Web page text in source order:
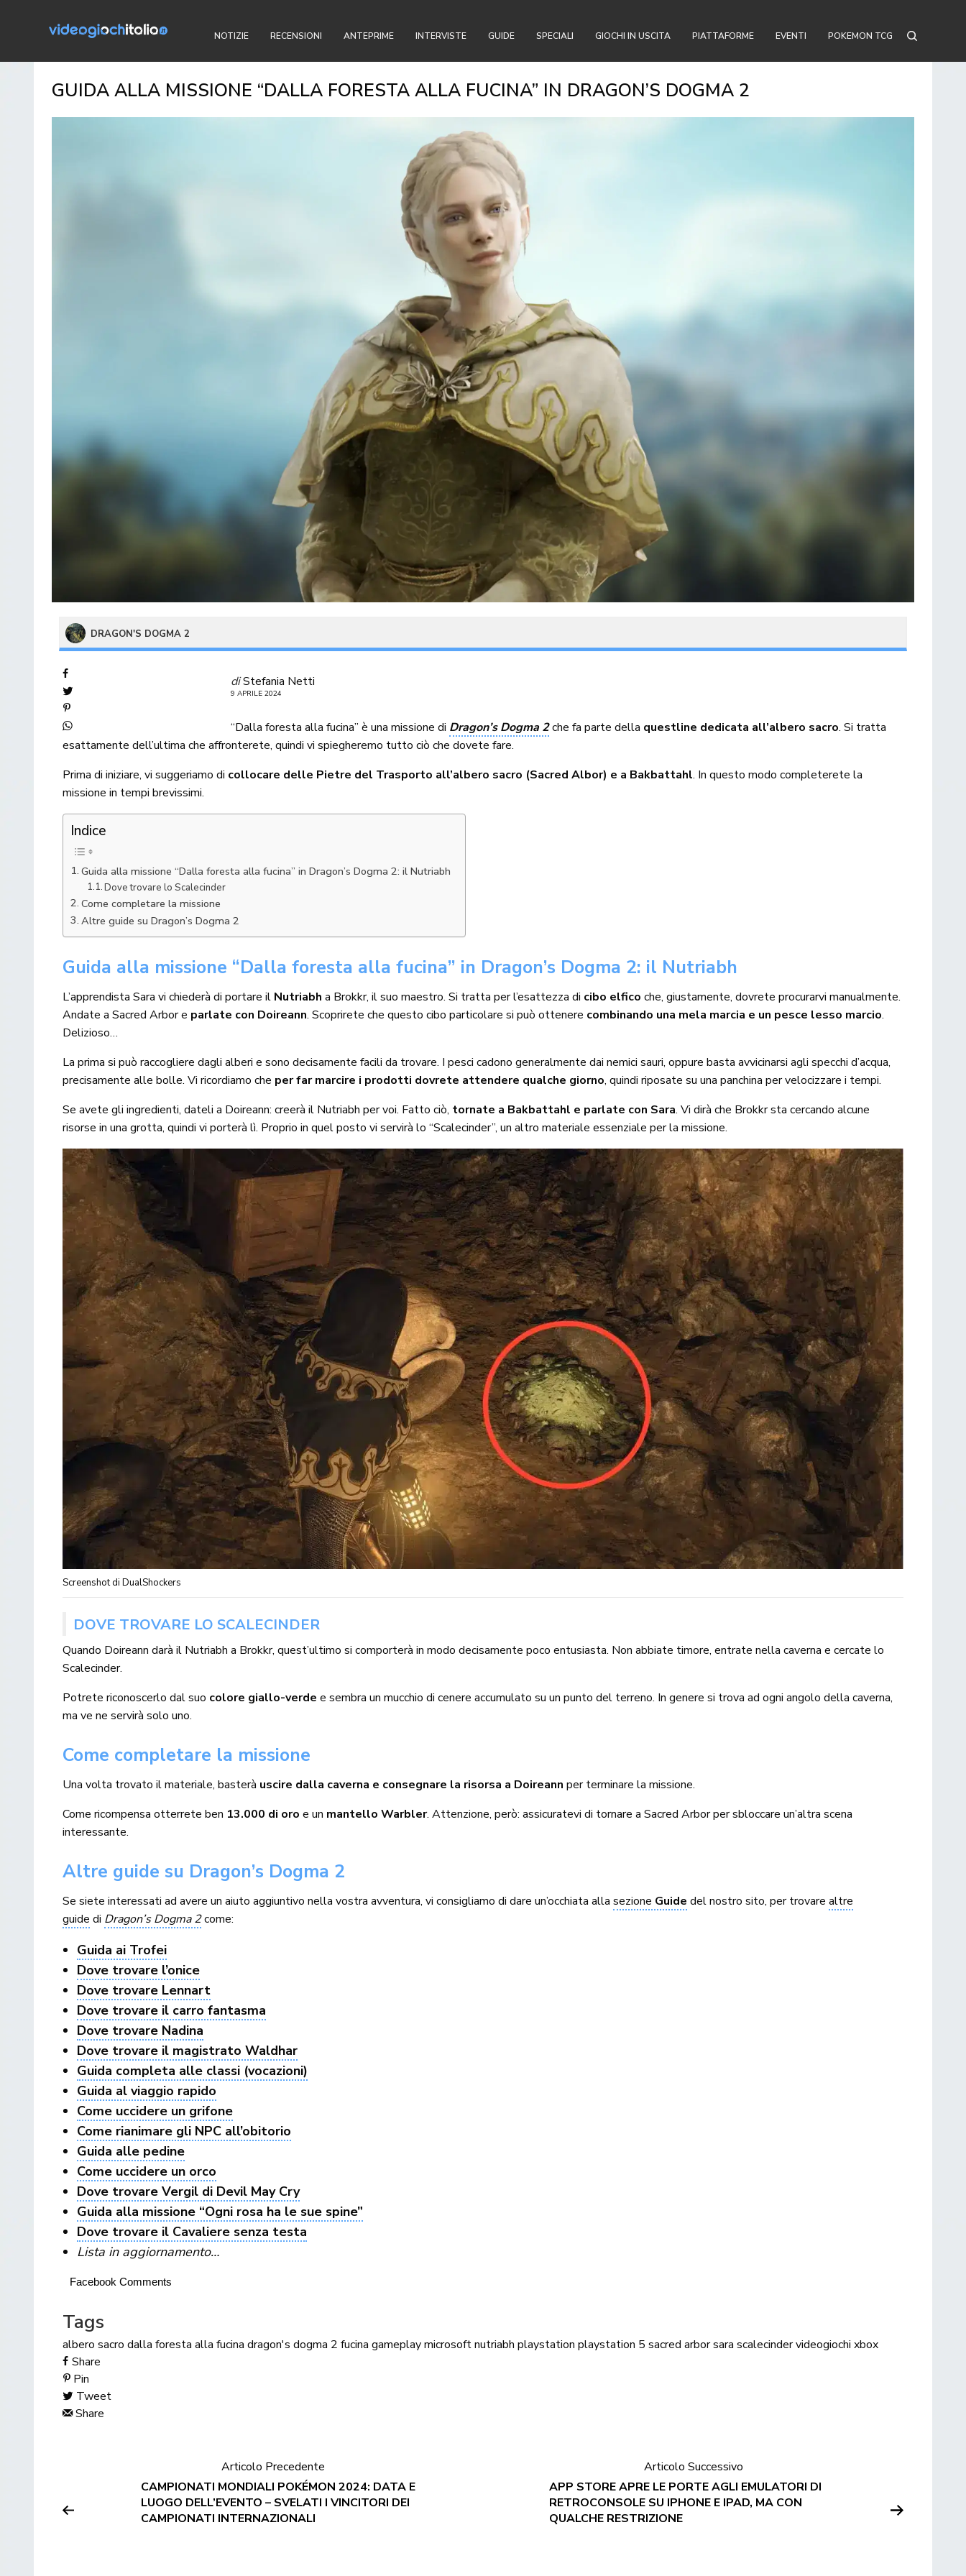
NOTIZIE RECENSIONI ANTEPRIME INTERVISTE GUIDE SPECIALI GIOCHI IN USCITA PIATTAFORME EVENTI POKEMON TCG
GUIDA ALLA MISSIONE “DALLA FORESTA ALLA FUCINA” IN DRAGON’S DOGMA 2
DRAGON'S DOGMA 2
diStefania Netti
9 APRILE 2024
“Dalla foresta alla fucina” è una missione di Dragon’s Dogma 2che fa parte della questline dedicata all’albero sacro. Si tratta
esattamente dell’ultima che affronterete, quindi vi spiegheremo tutto ciò che dovete fare.
Prima di iniziare, vi suggeriamo di collocare delle Pietre del Trasporto all’albero sacro (Sacred Albor) e a Bakbattahl. In questo modo completerete la
missione in tempi brevissimi.
Indice
Guida alla missione “Dalla foresta alla fucina” in Dragon’s Dogma 2: il Nutriabh
Dove trovare lo Scalecinder
Come completare la missione
Altre guide su Dragon’s Dogma 2
Guida alla missione “Dalla foresta alla fucina” in Dragon’s Dogma 2: il Nutriabh
L’apprendista Sara vi chiederà di portare il Nutriabh a Brokkr, il suo maestro. Si tratta per l’esattezza di cibo elfico che, giustamente, dovrete procurarvi manualmente.
Andate a Sacred Arbor e parlate con Doireann. Scoprirete che questo cibo particolare si può ottenere combinando una mela marcia e un pesce lesso marcio.
Delizioso…
La prima si può raccogliere dagli alberi e sono decisamente facili da trovare. I pesci cadono generalmente dai nemici sauri, oppure basta avvicinarsi agli specchi d’acqua,
precisamente alle bolle. Vi ricordiamo che per far marcire i prodotti dovrete attendere qualche giorno, quindi riposate su una panchina per velocizzare i tempi.
Se avete gli ingredienti, dateli a Doireann: creerà il Nutriabh per voi. Fatto ciò, tornate a Bakbattahl e parlate con Sara. Vi dirà che Brokkr sta cercando alcune
risorse in una grotta, quindi vi porterà lì. Proprio in quel posto vi servirà lo “Scalecinder”, un altro materiale essenziale per la missione.
Screenshot di DualShockers
DOVE TROVARE LO SCALECINDER
Quando Doireann darà il Nutriabh a Brokkr, quest’ultimo si comporterà in modo decisamente poco entusiasta. Non abbiate timore, entrate nella caverna e cercate lo
Scalecinder.
Potrete riconoscerlo dal suo colore giallo-verdee sembra un mucchio di cenere accumulato su un punto del terreno. In genere si trova ad ogni angolo della caverna,
ma ve ne servirà solo uno.
Come completare la missione
Una volta trovato il materiale, basterà uscire dalla caverna e consegnare la risorsa a Doireann per terminare la missione.
Come ricompensa otterrete ben 13.000 di oro e un mantello Warbler. Attenzione, però: assicuratevi di tornare a Sacred Arbor per sbloccare un’altra scena
interessante.
Altre guide su Dragon’s Dogma 2
Se siete interessati ad avere un aiuto aggiuntivo nella vostra avventura, vi consigliamo di dare un’occhiata allasezione Guide del nostro sito, per trovarealtre
guide di Dragon’s Dogma 2come:
Guida ai Trofei
Dove trovare l’onice
Dove trovare Lennart
Dove trovare il carro fantasma
Dove trovare Nadina
Dove trovare il magistrato Waldhar
Guida completa alle classi (vocazioni)
Guida al viaggio rapido
Come uccidere un grifone
Come rianimare gli NPC all’obitorio
Guida alle pedine
Come uccidere un orco
Dove trovare Vergil di Devil May Cry
Guida alla missione “Ogni rosa ha le sue spine”
Dove trovare il Cavaliere senza testa
Lista in aggiornamento…
Facebook Comments
Tags
albero sacro dalla foresta alla fucina dragon's dogma 2 fucina gameplaymicrosoftnutriabh playstation playstation 5 sacred arborsara scalecindervideogiochi xbox
Share
Pin
Tweet
Share
Articolo Precedente
CAMPIONATI MONDIALI POKÉMON 2024: DATA E
LUOGO DELL’EVENTO – SVELATI I VINCITORI DEI
CAMPIONATI INTERNAZIONALI
Articolo Successivo
APP STORE APRE LE PORTE AGLI EMULATORI DI
RETROCONSOLE SU IPHONE E IPAD, MA CON
QUALCHE RESTRIZIONE